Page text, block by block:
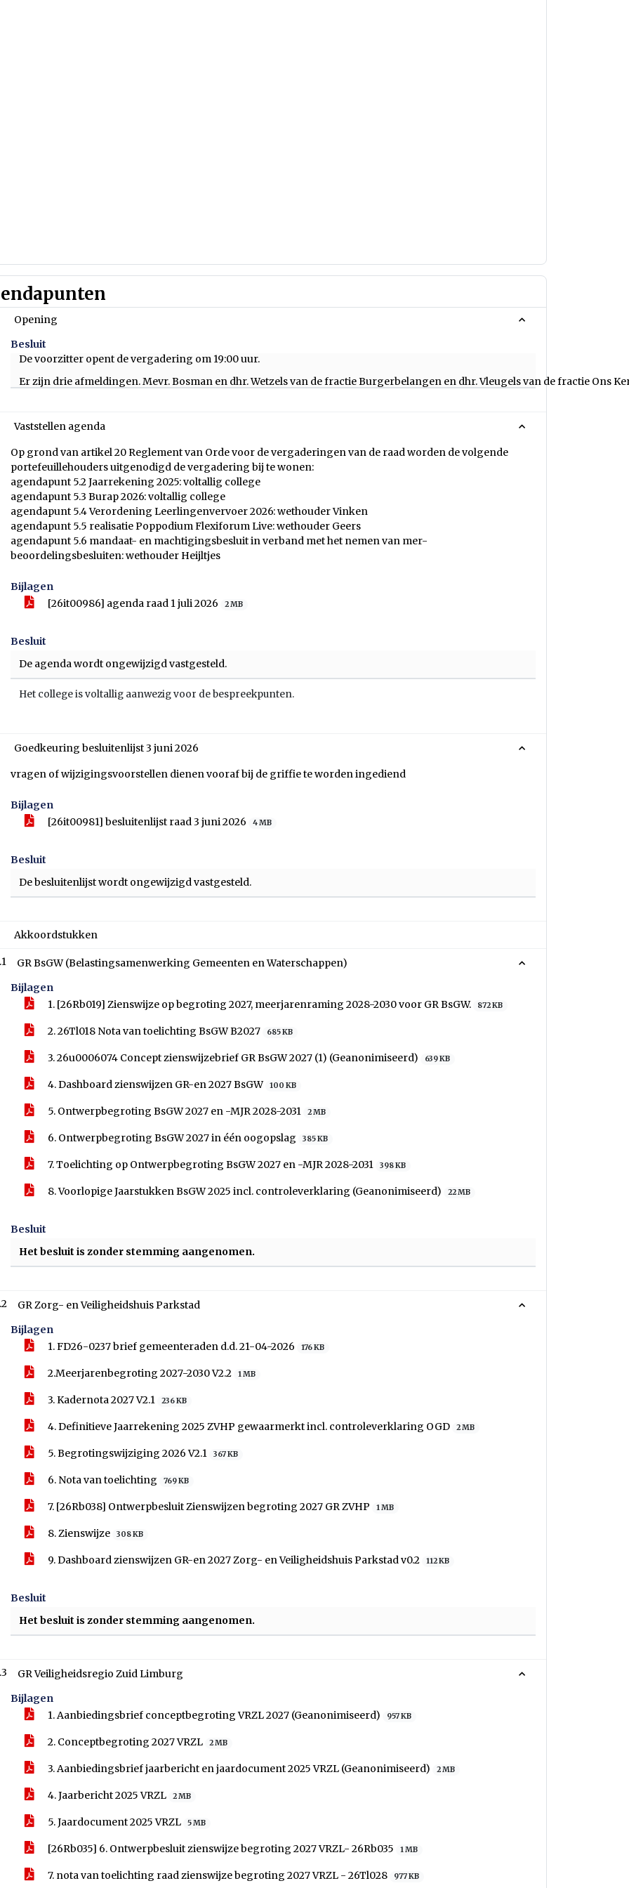
Opening
Besluit
De voorzitter opent de vergadering om 19:00 uur.
Er zijn drie afmeldingen. Mevr. Bosman en dhr. Wetzels van de fractie Burgerbelangen en dhr. Vleugels van de fractie Ons
Vaststellen agenda
Op grond van artikel 20 Reglement van Orde voor de vergaderingen van de raad worden de volgende
portefeuillehouders uitgenodigd de vergadering bij te wonen:
agendapunt 5.2 Jaarrekening 2025: voltallig college
agendapunt 5.3 Burap 2026: voltallig college
agendapunt 5.4 Verordening Leerlingenvervoer 2026: wethouder Vinken
agendapunt 5.5 realisatie Poppodium Flexiforum Live: wethouder Geers
agendapunt 5.6 mandaat- en machtigingsbesluit in verband met het nemen van mer-
beoordelingsbesluiten: wethouder Heijltjes
Bijlagen
[26it00986] agenda raad 1 juli 2026
2 MB
Besluit
De agenda wordt ongewijzigd vastgesteld.
Het college is voltallig aanwezig voor de bespreekpunten.
Goedkeuring besluitenlijst 3 juni 2026
vragen of wijzigingsvoorstellen dienen vooraf bij de griffie te worden ingediend
Bijlagen
[26it00981] besluitenlijst raad 3 juni 2026
4 MB
Besluit
De besluitenlijst wordt ongewijzigd vastgesteld.
Akkoordstukken
GR BsGW (Belastingsamenwerking Gemeenten en Waterschappen)
Bijlagen
1. [26Rb019] Zienswijze op begroting 2027, meerjarenraming 2028-2030 voor GR BsGW.
872 KB
2. 26Tl018 Nota van toelichting BsGW B2027 685 KB
3. 26u0006074 Concept zienswijzebrief GR BsGW 2027 (1) (Geanonimiseerd) 639 KB
4. Dashboard zienswijzen GR-en 2027 BsGW 100 KB
5. Ontwerpbegroting BsGW 2027 en -MJR 2028-2031 2 MB
6. Ontwerpbegroting BsGW 2027 in één oogopslag 385 KB
7. Toelichting op Ontwerpbegroting BsGW 2027 en -MJR 2028-2031 398 KB
8. Voorlopige Jaarstukken BsGW 2025 incl. controleverklaring (Geanonimiseerd) 22 MB
Besluit
Het besluit is zonder stemming aangenomen.
GR Zorg- en Veiligheidshuis Parkstad
Bijlagen
1. FD26-0237 brief gemeenteraden d.d. 21-04-2026
176 KB
2.Meerjarenbegroting 2027-2030 V2.2 1 MB
3. Kadernota 2027 V2.1 236 KB
4. Definitieve Jaarrekening 2025 ZVHP gewaarmerkt incl. controleverklaring OGD 2 MB
5. Begrotingswijziging 2026 V2.1 367 KB
6. Nota van toelichting 769 KB
7. [26Rb038] Ontwerpbesluit Zienswijzen begroting 2027 GR ZVHP 1 MB
8. Zienswijze 308 KB
9. Dashboard zienswijzen GR-en 2027 Zorg- en Veiligheidshuis Parkstad v0.2 112 KB
Besluit
Het besluit is zonder stemming aangenomen.
GR Veiligheidsregio Zuid Limburg
Bijlagen
1. Aanbiedingsbrief conceptbegroting VRZL 2027 (Geanonimiseerd)
957 KB
2. Conceptbegroting 2027 VRZL 2 MB
3. Aanbiedingsbrief jaarbericht en jaardocument 2025 VRZL (Geanonimiseerd) 2 MB
4. Jaarbericht 2025 VRZL 2 MB
5. Jaardocument 2025 VRZL 5 MB
[26Rb035] 6. Ontwerpbesluit zienswijze begroting 2027 VRZL- 26Rb035 1 MB
7. nota van toelichting raad zienswijze begroting 2027 VRZL - 26Tl028 977 KB